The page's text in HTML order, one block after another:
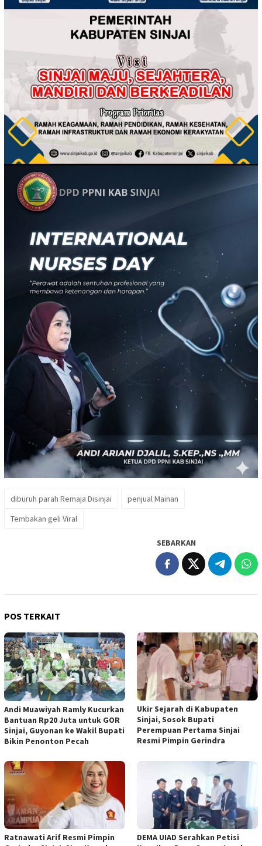
diburuh parah Remaja Disinjai
penjual Mainan
Tembakan geli Viral
SEBARKAN
POS TERKAIT
Andi Muawiyah Ramly Kucurkan
Bantuan Rp20 Juta untuk GOR
Sinjai, Guyonan ke Wakil Bupati
Bikin Penonton Pecah
Ukir Sejarah di Kabupaten
Sinjai, Sosok Bupati
Perempuan Pertama Sinjai
Resmi Pimpin Gerindra
Ratnawati Arif Resmi Pimpin
DEMA UIAD Serahkan Petisi